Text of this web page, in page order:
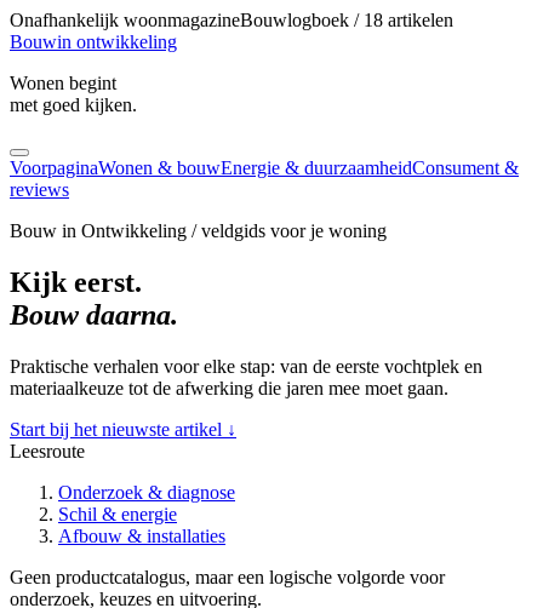
Onafhankelijk woonmagazineBouwlogboek / 18 artikelen
Bouwin ontwikkeling
Wonen begint
met goed kijken.
VoorpaginaWonen & bouwEnergie & duurzaamheidConsument &
reviews
Bouw in Ontwikkeling / veldgids voor je woning
Kijk eerst.
Bouw daarna.
Praktische verhalen voor elke stap: van de eerste vochtplek en
materiaalkeuze tot de afwerking die jaren mee moet gaan.
Start bij het nieuwste artikel ↓
Leesroute
Onderzoek & diagnose
Schil & energie
Afbouw & installaties
Geen productcatalogus, maar een logische volgorde voor
onderzoek, keuzes en uitvoering.